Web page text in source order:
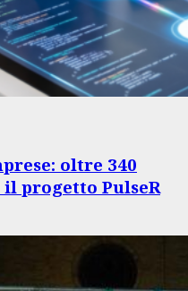
oltre 340
progetto PulseR